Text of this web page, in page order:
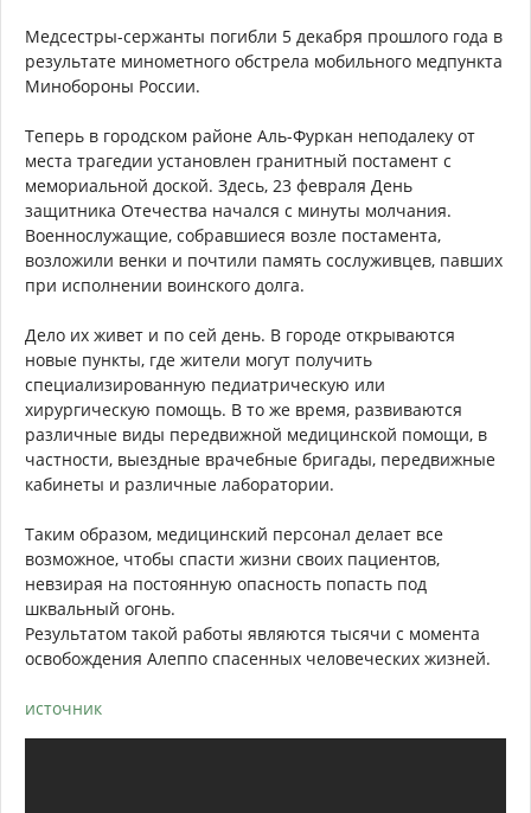
Медсестры-сержанты погибли 5 декабря прошлого года в
результате минометного обстрела мобильного медпункта
Минобороны России.
Теперь в городском районе Аль-Фуркан неподалеку от
места трагедии установлен гранитный постамент с
мемориальной доской. Здесь, 23 февраля День
защитника Отечества начался с минуты молчания.
Военнослужащие, собравшиеся возле постамента,
возложили венки и почтили память сослуживцев, павших
при исполнении воинского долга.
Дело их живет и по сей день. В городе открываются
новые пункты, где жители могут получить
специализированную педиатрическую или
хирургическую помощь. В то же время, развиваются
различные виды передвижной медицинской помощи, в
частности, выездные врачебные бригады, передвижные
кабинеты и различные лаборатории.
Таким образом, медицинский персонал делает все
возможное, чтобы спасти жизни своих пациентов,
невзирая на постоянную опасность попасть под
шквальный огонь.
Результатом такой работы являются тысячи с момента
освобождения Алеппо спасенных человеческих жизней.
источник